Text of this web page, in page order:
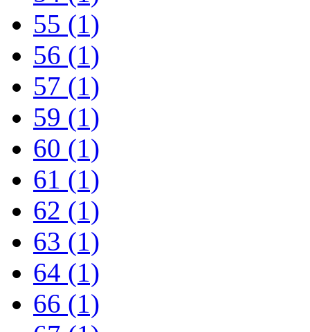
55 (1)
56 (1)
57 (1)
59 (1)
60 (1)
61 (1)
62 (1)
63 (1)
64 (1)
66 (1)